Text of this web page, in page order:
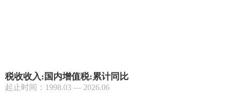
税收收入:国内增值税:累计同比
起止时间：1998.03 — 2026.06